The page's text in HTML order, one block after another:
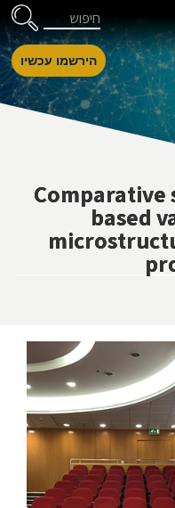
חיפוש
הירשמו עכשיו
Comparative
based